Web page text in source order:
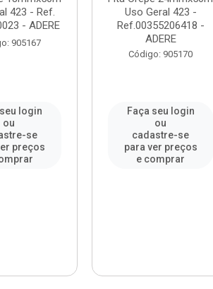
423 - Ref.
- ADERE
905167
login
ou
se
preços
Uso Geral 423 -
Ref.00355206418 -
ADERE
Código: 905170
Faça seu login
ou
cadastre-se
para ver preços
e comprar